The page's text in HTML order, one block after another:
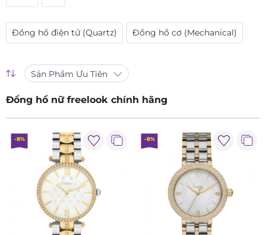
Đồng hồ điện tử (Quartz) Đồng hồ cơ (Mechanical)
Đồng hồ nữ freelook chính hãng
Sản Phẩm Ưu Tiên
-8% -8%